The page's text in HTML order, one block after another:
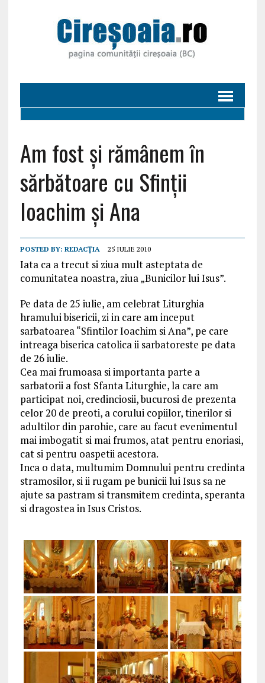
Am fost și rămânem în
sărbătoare cu Sfinții
Ioachim și Ana
POSTED BY: REDACȚIA 25 IULIE 2010
Iata ca a trecut si ziua mult asteptata de
comunitatea noastra, ziua „Bunicilor lui Isus”.
Pe data de 25 iulie, am celebrat Liturghia
hramului bisericii, zi in care am inceput
sarbatoarea “Sfintilor Ioachim si Ana”, pe care
intreaga biserica catolica ii sarbatoreste pe data
de 26 iulie.
Cea mai frumoasa si importanta parte a
sarbatorii a fost Sfanta Liturghie, la care am
participat noi, credinciosii, bucurosi de prezenta
celor 20 de preoti, a corului copiilor, tinerilor si
adultilor din parohie, care au facut evenimentul
mai imbogatit si mai frumos, atat pentru enoriasi,
cat si pentru oaspetii acestora.
Inca o data, multumim Domnului pentru credinta
stramosilor, si ii rugam pe bunicii lui Isus sa ne
ajute sa pastram si transmitem credinta, speranta
si dragostea in Isus Cristos.